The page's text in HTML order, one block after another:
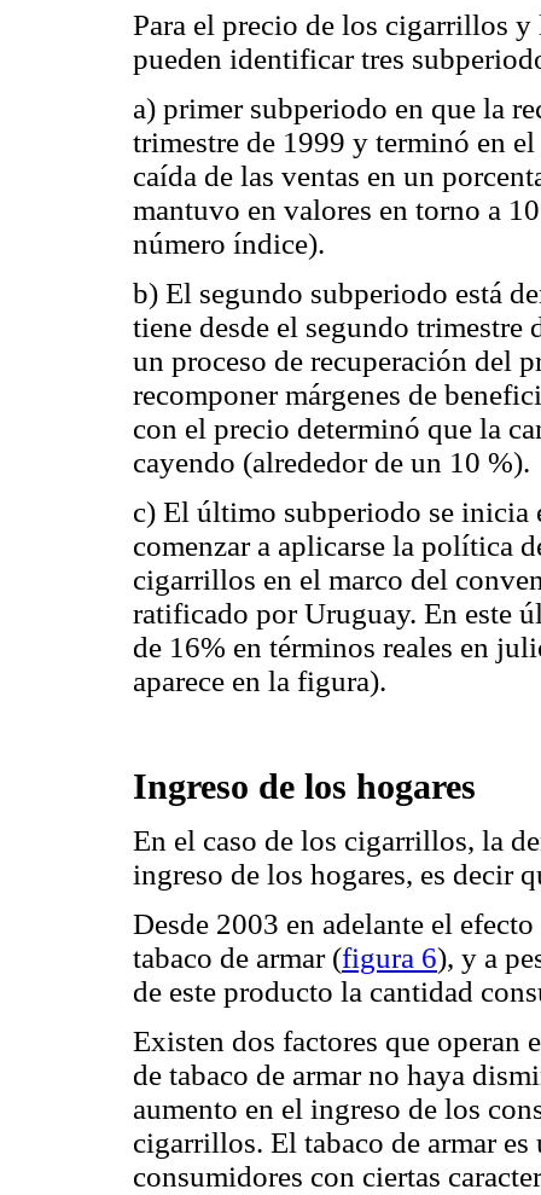
Para el precio de los cigarrillos
pueden identificar tres
a) primer subperiodo en que la
trimestre de 1999 y terminó en
caída de las ventas en un
mantuvo en valores en torno a
número índice).
b) El segundo subperiodo está
tiene desde el segundo trimestre
un proceso de recuperación del
recomponer márgenes de
con el precio determinó que la
cayendo (alrededor de un 10 %).
c) El último subperiodo se inicia
comenzar a aplicarse la política
cigarrillos en el marco del
ratificado por Uruguay. En este
de 16% en términos reales en
aparece en la figura).
Ingreso de los hogares
En el caso de los cigarrillos, la
ingreso de los hogares, es decir
Desde 2003 en adelante el
tabaco de armar (figura 6), y a
de este producto la cantidad
Existen dos factores que operan
de tabaco de armar no haya
aumento en el ingreso de los
cigarrillos. El tabaco de armar
consumidores con ciertas